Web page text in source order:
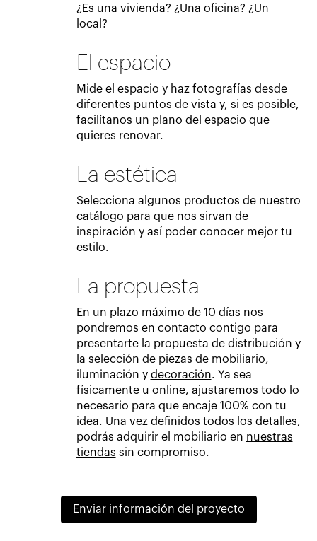
¿Es una vivienda? ¿Una oficina? ¿Un
local?
El espacio
Mide el espacio y haz fotografías desde
diferentes puntos de vista y, si es posible,
facilítanos un plano del espacio que
quieres renovar.
La estética
Selecciona algunos productos de nuestro
catálogo para que nos sirvan de
inspiración y así poder conocer mejor tu
estilo.
La propuesta
En un plazo máximo de 10 días nos
pondremos en contacto contigo para
presentarte la propuesta de distribución y
la selección de piezas de mobiliario,
iluminación y decoración. Ya sea
físicamente u online, ajustaremos todo lo
necesario para que encaje 100% con tu
idea. Una vez definidos todos los detalles,
podrás adquirir el mobiliario en nuestras
tiendas sin compromiso.
Enviar información del proyecto